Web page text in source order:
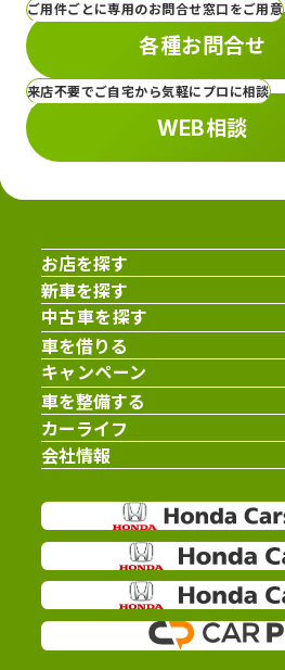
ご用件ごとに専用のお問合せ窓口をご用意
各種お問合せ
来店不要でご自宅から気軽にプロに相談
WEB相談
お店を探す
新車を探す
中古車を探す
車を借りる
キャンペーン
車を整備する
カーライフ
会社情報